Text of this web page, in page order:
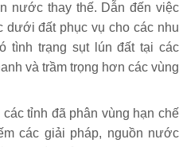
nước thay thế. Dẫn đến việc
đất phục vụ cho các nhu
tình trạng sụt lún đất tại các
và trầm trọng hơn các vùng
tỉnh đã phân vùng hạn chế
các giải pháp, nguồn nước